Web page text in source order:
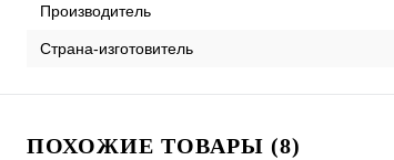
Производитель
Страна-изготовитель
ПОХОЖИЕ ТОВАРЫ (8)